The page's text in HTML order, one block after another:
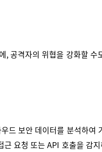
공격자의 위협을 강화할 수
드 보안 데이터를 분석하여
요청 또는 API 호출을 감